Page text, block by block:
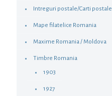
Intreguri postale/Carti postale
Mape filatelice Romania
Maxime Romania / Moldova
Timbre Romania
1903
1927